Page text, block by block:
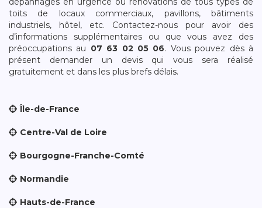
toits de locaux commerciaux, pavillons, bâtiments
industriels, hôtel, etc. Contactez-nous pour avoir des
d’informations supplémentaires ou que vous avez des
préoccupations au 07 63 02 05 06. Vous pouvez dès à
présent demander un devis qui vous sera réalisé
gratuitement et dans les plus brefs délais.
Île-de-France
Centre-Val de Loire
Bourgogne-Franche-Comté
Normandie
Hauts-de-France